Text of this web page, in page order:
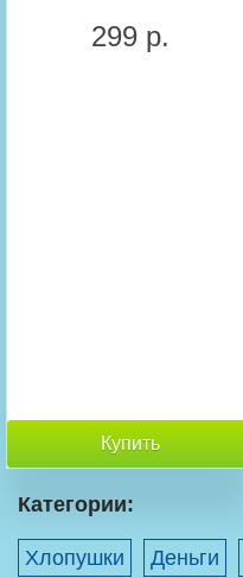
299 р.
Купить
Категории:
Хлопушки Деньги